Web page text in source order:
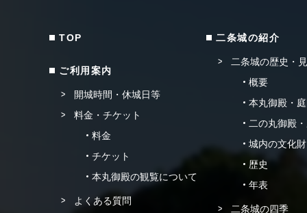
TOP
ご利用案内
開城時間・休城日等
料金・チケット
料金
チケット
本丸御殿の観覧について
よくある質問
二条城の紹介
二条城の歴史・
概要
本丸御殿・
二の丸御殿
城内の文化
歴史
年表
二条城の四季